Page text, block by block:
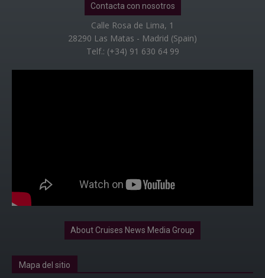
Contacta con nosotros
Calle Rosa de Lima, 1
28290 Las Matas - Madrid (Spain)
Telf.: (+34) 91 630 64 99
About Cruises News Media Group
Mapa del sitio